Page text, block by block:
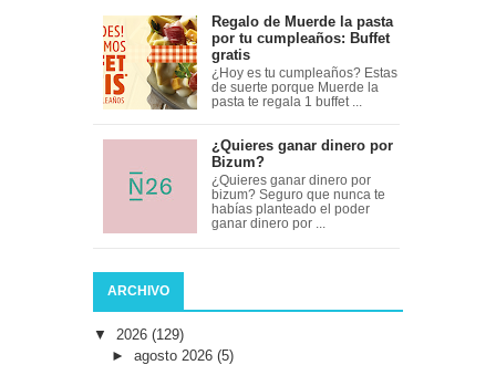
Regalo de Muerde la pasta
por tu cumpleaños: Buffet
gratis
¿Hoy es tu cumpleaños? Estas
de suerte porque Muerde la
pasta te regala 1 buffet ...
¿Quieres ganar dinero por
Bizum?
¿Quieres ganar dinero por
bizum? Seguro que nunca te
habías planteado el poder
ganar dinero por ...
ARCHIVO
▼ 2026 (129)
► agosto 2026 (5)